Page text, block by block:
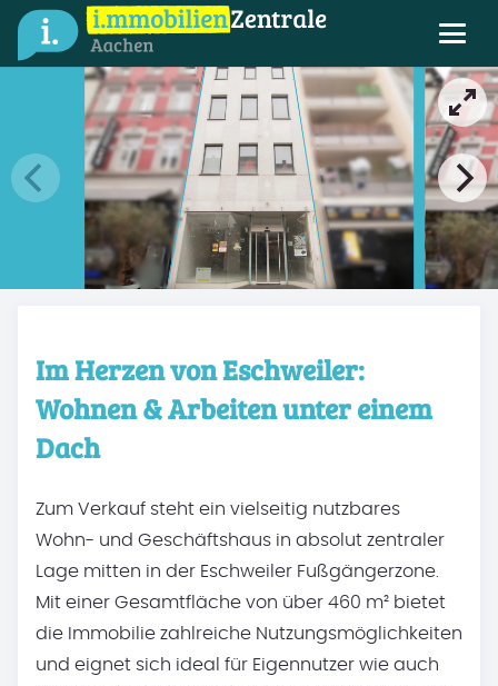
Im Herzen von Eschweiler:
Wohnen & Arbeiten unter einem
Dach
Zum Verkauf steht ein vielseitig nutzbares
Wohn- und Geschäftshaus in absolut zentraler
Lage mitten in der Eschweiler Fußgängerzone.
Mit einer Gesamtfläche von über 460 m² bietet
die Immobilie zahlreiche Nutzungsmöglichkeiten
und eignet sich ideal für Eigennutzer wie auch